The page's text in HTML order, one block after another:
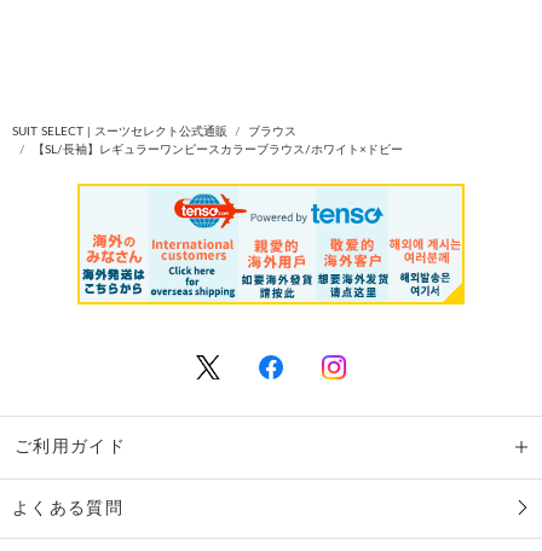
SUIT SELECT | スーツセレクト公式通販
ブラウス
【SL/長袖】レギュラーワンピースカラーブラウス/ホワイト×ドビー
ご利用ガイド
よくある質問